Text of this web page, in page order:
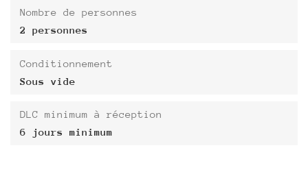
Nombre de personnes
2 personnes
Conditionnement
Sous vide
DLC minimum à réception
6 jours minimum